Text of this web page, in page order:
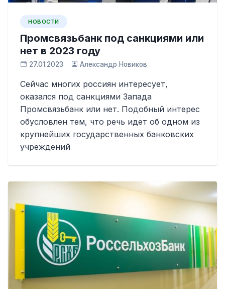
НОВОСТИ
Промсвязьбанк под санкциями или
нет в 2023 году
27.01.2023 Александр Новиков
Сейчас многих россиян интересует,
оказался под санкциями Запада
Промсвязьбанк или нет. Подобный интерес
обусловлен тем, что речь идет об одном из
крупнейших государственных банковских
учреждений